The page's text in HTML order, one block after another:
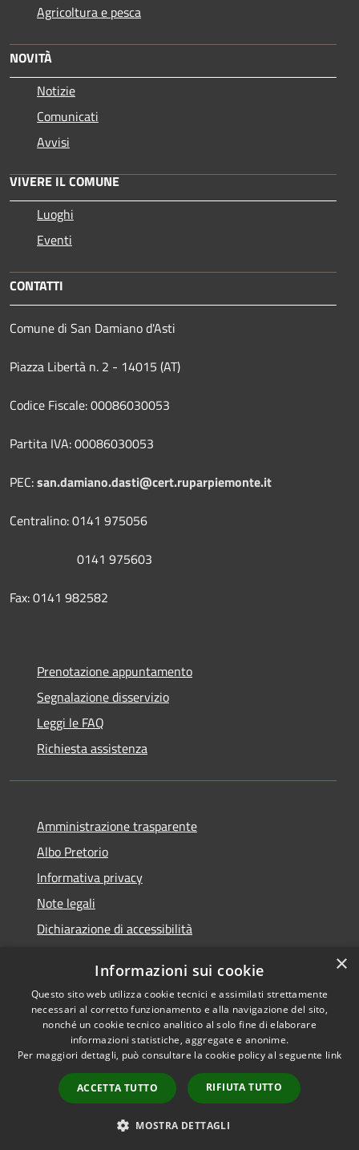
Agricoltura e pesca
NOVITÀ
Notizie
Comunicati
Avvisi
VIVERE IL COMUNE
Luoghi
Eventi
CONTATTI
Comune di San Damiano d'Asti
Piazza Libertà n. 2 - 14015 (AT)
Codice Fiscale: 00086030053
Partita IVA: 00086030053
PEC:san.damiano.dasti@cert.ruparpiemonte.it
Centralino: 0141 975056
0141 975603
Fax: 0141 982582
Prenotazione appuntamento
Segnalazione disservizio
Leggi le FAQ
Richiesta assistenza
Amministrazione trasparente
Albo Pretorio
Informativa privacy
Note legali
Dichiarazione di accessibilità
RSS
Accessibilità
Privacy
Cookie
Mappa del sito
Comune convenzionato
Astigov
Progetto|Convenzione|
Adesioni
×
Informazioni sui cookie
Questo sito web utilizza cookie tecnici e assimilati strettamente
necessari al corretto funzionamento e alla navigazione del sito,
nonché un cookie tecnico analitico al solo fine di elaborare
informazioni statistiche, aggregate e anonime.
Per maggiori dettagli, può consultare la cookie policy al seguente link
ACCETTA TUTTO RIFIUTA TUTTO
MOSTRA DETTAGLI